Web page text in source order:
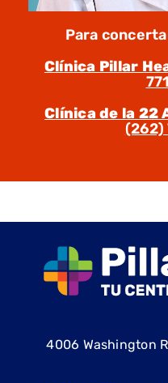
Para
Clínica Pillar
Clínica de la 22
(262)
4006 Washington